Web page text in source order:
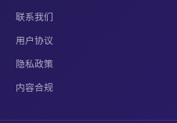
联系我们
用户协议
隐私政策
内容合规